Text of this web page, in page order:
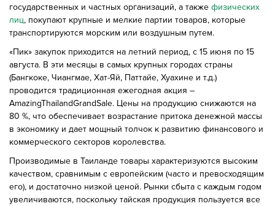
государственных и частных организаций, а также физических
лиц, покупают крупные и мелкие партии товаров, которые
транспортируются морским или воздушным путем.
«Пик» закупок приходится на летний период, с 15 июня по 15
августа. В эти месяцы в самых крупных городах страны
(Бангкоке, Чиангмае, Хат-Яй, Паттайе, Хуахине и т.д.)
проводится традиционная ежегодная акция –
AmazingThailandGrandSale. Цены на продукцию снижаются на
80 %, что обеспечивает возрастание притока денежной массы
в экономику и дает мощный толчок к развитию финансового и
коммерческого секторов королевства.
Производимые в Таиланде товары характеризуются высоким
качеством, сравнимым с европейским (часто и превосходящим
его), и достаточно низкой ценой. Рынки сбыта с каждым годом
увеличиваются, поскольку тайская продукция пользуется все